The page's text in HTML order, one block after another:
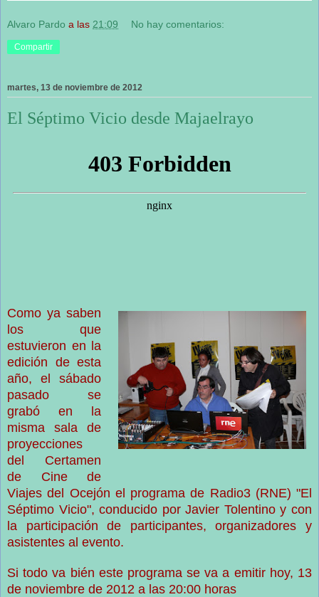
Alvaro Pardo a las 21:09 No hay comentarios:
Compartir
martes, 13 de noviembre de 2012
El Séptimo Vicio desde Majaelrayo
Como ya saben
los que
estuvieron en la
edición de esta
año, el sábado
pasado se
grabó en la
misma sala de
proyecciones
del Certamen
de Cine de
Viajes del Ocejón el programa de Radio3 (RNE) "El
Séptimo Vicio", conducido por Javier Tolentino y con
la participación de participantes, organizadores y
asistentes al evento.
Si todo va bién este programa se va a emitir hoy, 13
de noviembre de 2012 a las 20:00 horas